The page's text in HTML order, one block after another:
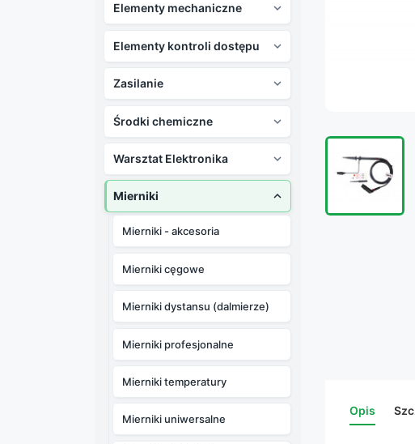
Elementy mechaniczne 
Elementy kontroli dostępu 
Zasilanie 
Środki chemiczne 
Warsztat Elektronika 
Mierniki 
Mierniki - akcesoria
Mierniki cęgowe
Mierniki dystansu (dalmierze)
Mierniki profesjonalne
Mierniki temperatury
Mierniki uniwersalne
Opis